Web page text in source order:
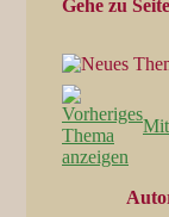
Gehe zu Seite